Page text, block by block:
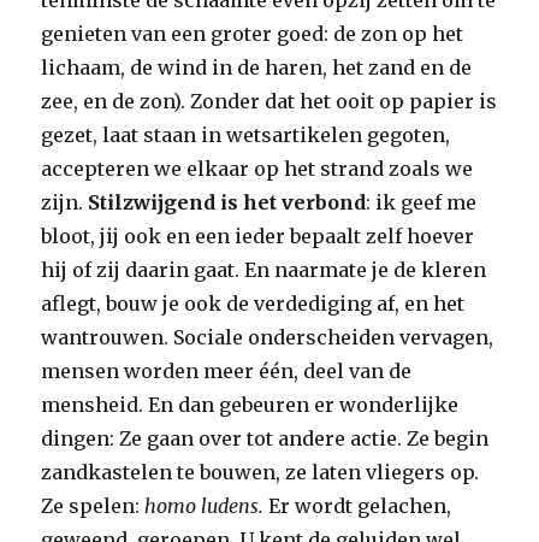
genieten van een groter goed: de zon op het
lichaam, de wind in de haren, het zand en de
zee, en de zon). Zonder dat het ooit op papier is
gezet, laat staan in wetsartikelen gegoten,
accepteren we elkaar op het strand zoals we
zijn. Stilzwijgend is het verbond: ik geef me
bloot, jij ook en een ieder bepaalt zelf hoever
hij of zij daarin gaat. En naarmate je de kleren
aflegt, bouw je ook de verdediging af, en het
wantrouwen. Sociale onderscheiden vervagen,
mensen worden meer één, deel van de
mensheid. En dan gebeuren er wonderlijke
dingen: Ze gaan over tot andere actie. Ze begin
zandkastelen te bouwen, ze laten vliegers op.
Ze spelen:homo ludens. Er wordt gelachen,